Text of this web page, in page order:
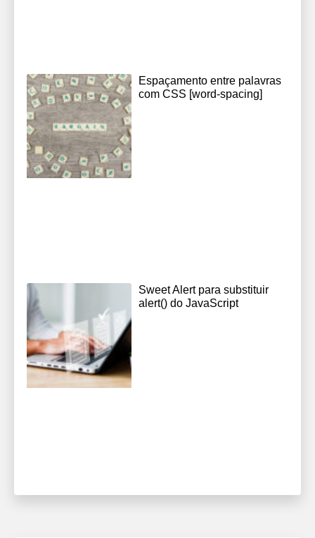
Espaçamento entre palavras
com CSS [word-spacing]
Sweet Alert para substituir
alert() do JavaScript